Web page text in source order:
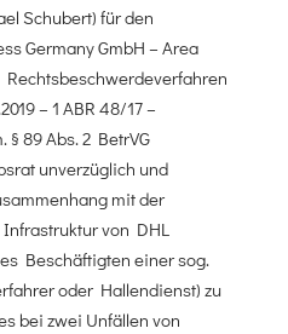
Schubert) für den
Germany GmbH – Area
– 1 ABR 48/17 –
§ 89 Abs. 2 BetrVG
unverzüglich und
mit der
von DHL
Beschäftigten einer sog.
oder Hallendienst) zu
bei zwei Unfällen von